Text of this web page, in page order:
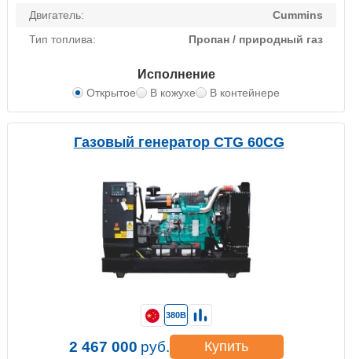
Двигатель:
Cummins
Тип топлива:
Пропан / природный газ
Исполнение
Открытое В кожухе В контейнере
Газовый генератор CTG 60CG
380В
2 467 000 руб. Купить